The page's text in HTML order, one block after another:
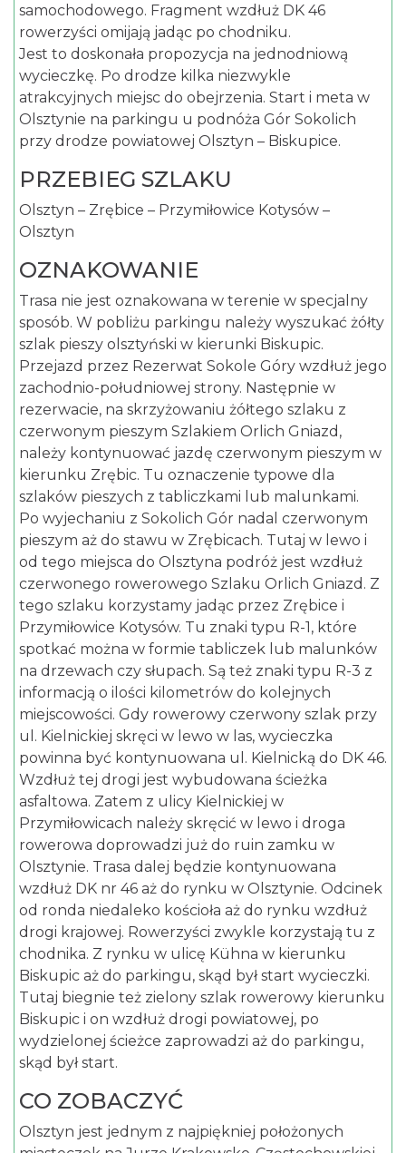
samochodowego. Fragment wzdłuż DK 46
rowerzyści omijają jadąc po chodniku.
Jest to doskonała propozycja na jednodniową
wycieczkę. Po drodze kilka niezwykle
atrakcyjnych miejsc do obejrzenia. Start i meta w
Olsztynie na parkingu u podnóża Gór Sokolich
przy drodze powiatowej Olsztyn – Biskupice.
PRZEBIEG SZLAKU
Olsztyn – Zrębice – Przymiłowice Kotysów –
Olsztyn
OZNAKOWANIE
Trasa nie jest oznakowana w terenie w specjalny
sposób. W pobliżu parkingu należy wyszukać żółty
szlak pieszy olsztyński w kierunki Biskupic.
Przejazd przez Rezerwat Sokole Góry wzdłuż jego
zachodnio-południowej strony. Następnie w
rezerwacie, na skrzyżowaniu żółtego szlaku z
czerwonym pieszym Szlakiem Orlich Gniazd,
należy kontynuować jazdę czerwonym pieszym w
kierunku Zrębic. Tu oznaczenie typowe dla
szlaków pieszych z tabliczkami lub malunkami.
Po wyjechaniu z Sokolich Gór nadal czerwonym
pieszym aż do stawu w Zrębicach. Tutaj w lewo i
od tego miejsca do Olsztyna podróż jest wzdłuż
czerwonego rowerowego Szlaku Orlich Gniazd. Z
tego szlaku korzystamy jadąc przez Zrębice i
Przymiłowice Kotysów. Tu znaki typu R-1, które
spotkać można w formie tabliczek lub malunków
na drzewach czy słupach. Są też znaki typu R-3 z
informacją o ilości kilometrów do kolejnych
miejscowości. Gdy rowerowy czerwony szlak przy
ul. Kielnickiej skręci w lewo w las, wycieczka
powinna być kontynuowana ul. Kielnicką do DK 46.
Wzdłuż tej drogi jest wybudowana ścieżka
asfaltowa. Zatem z ulicy Kielnickiej w
Przymiłowicach należy skręcić w lewo i droga
rowerowa doprowadzi już do ruin zamku w
Olsztynie. Trasa dalej będzie kontynuowana
wzdłuż DK nr 46 aż do rynku w Olsztynie. Odcinek
od ronda niedaleko kościoła aż do rynku wzdłuż
drogi krajowej. Rowerzyści zwykle korzystają tu z
chodnika. Z rynku w ulicę Kühna w kierunku
Biskupic aż do parkingu, skąd był start wycieczki.
Tutaj biegnie też zielony szlak rowerowy kierunku
Biskupic i on wzdłuż drogi powiatowej, po
wydzielonej ścieżce zaprowadzi aż do parkingu,
skąd był start.
CO ZOBACZYĆ
Olsztyn jest jednym z najpiękniej położonych